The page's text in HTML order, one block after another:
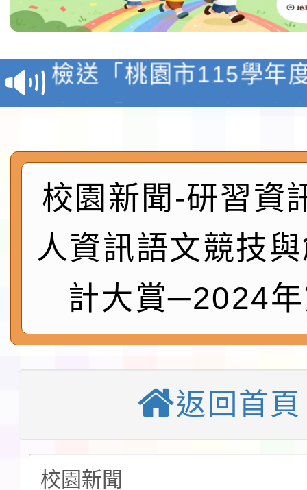
本校115學年度第1學
第3次招考代課鐘點教
告(不再辦理後續甄選)
檢送「桃園市115學年
賽實施要點」1份
本市「115學年度學生
展演活動實施計畫」
請一案
社團法人中華民國畫廊
會」之「藝術教育日」
本校115學年度第1學
第2次招考代課鐘點教
告(採1次公告分次招考)
115 年度兒童課後照
0 小時業訓練課程
轉知本市體育總會划船
「115年桃園市運動會
錦標賽」海洋艇及
域)，申請變更地點
「114-115年度
計畫」公費接種對象擴
115學年度迎新活動暨
第3次招考代課鐘點教
檢送「桃園市115學年
校園新聞-研習資
人資訊語文競技
計大賞─2024
返回首頁